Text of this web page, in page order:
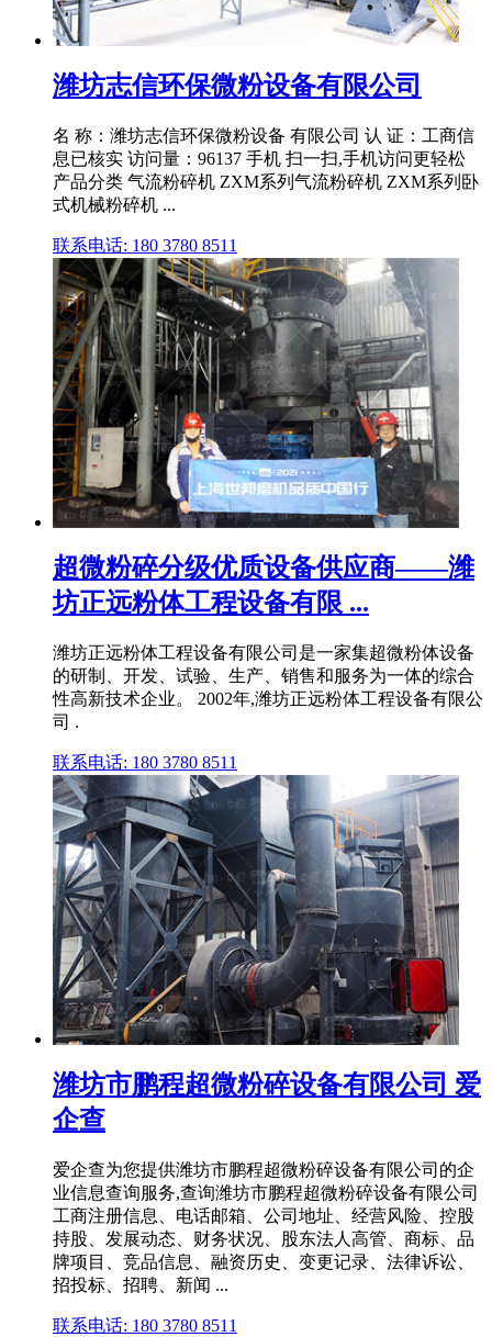
潍坊志信环保微粉设备有限公司
名 称：潍坊志信环保微粉设备 有限公司 认 证：工商信
息已核实 访问量：96137 手机 扫一扫,手机访问更轻松
产品分类 气流粉碎机 ZXM系列气流粉碎机 ZXM系列卧
式机械粉碎机 ...
联系电话: 180 3780 8511
超微粉碎分级优质设备供应商——潍
坊正远粉体工程设备有限 ...
潍坊正远粉体工程设备有限公司是一家集超微粉体设备
的研制、开发、试验、生产、销售和服务为一体的综合
性高新技术企业。 2002年,潍坊正远粉体工程设备有限公
司 .
联系电话: 180 3780 8511
潍坊市鹏程超微粉碎设备有限公司 爱
企查
爱企查为您提供潍坊市鹏程超微粉碎设备有限公司的企
业信息查询服务,查询潍坊市鹏程超微粉碎设备有限公司
工商注册信息、电话邮箱、公司地址、经营风险、控股
持股、发展动态、财务状况、股东法人高管、商标、品
牌项目、竞品信息、融资历史、变更记录、法律诉讼、
招投标、招聘、新闻 ...
联系电话: 180 3780 8511